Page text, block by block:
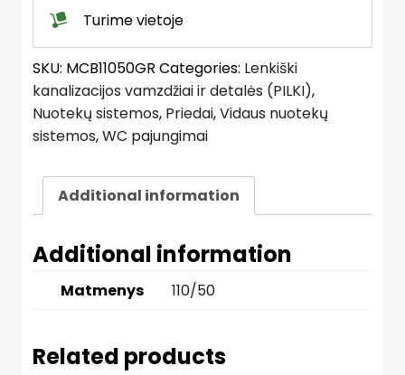
Turime vietoje
SKU: MCB11050GR Categories: Lenkiški
kanalizacijos vamzdžiai ir detalės (PILKI),
Nuotekų sistemos, Priedai,Vidaus nuotekų
sistemos,WC pajungimai
Additional information
Additional information
Matmenys 110/50
Related products